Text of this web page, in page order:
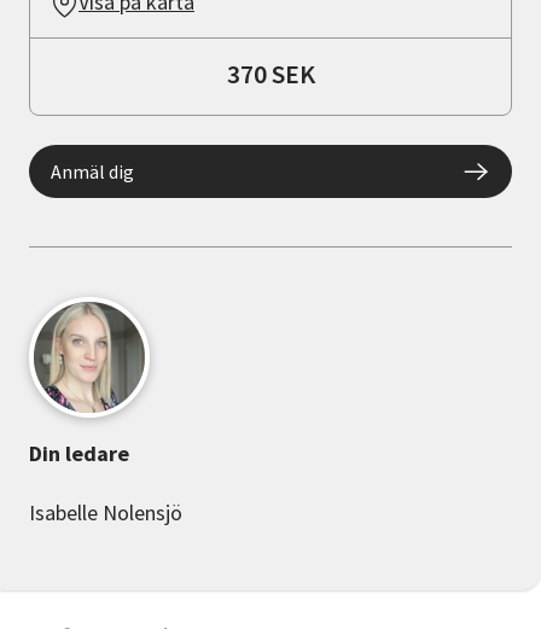
370 SEK
Anmäl dig
Din ledare
Isabelle Nolensjö